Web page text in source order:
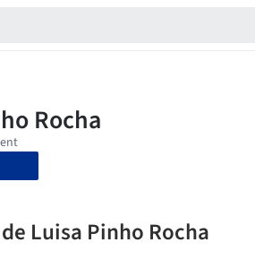
Luisa Pinho Rocha